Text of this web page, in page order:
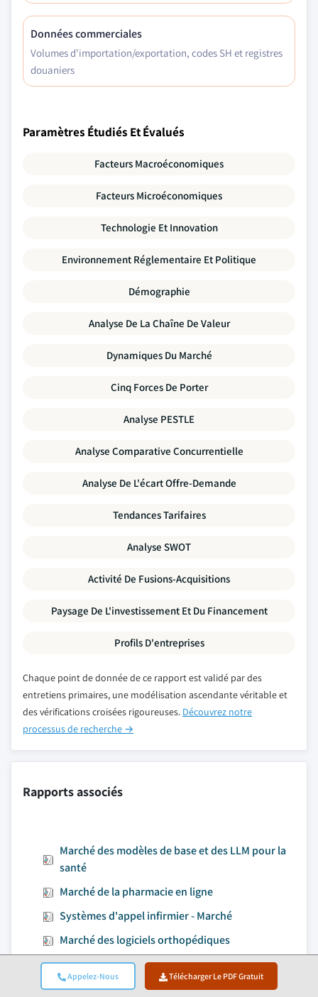
Appelez-Nous Télécharger Le PDF Gratuit
Données commerciales
Volumes d'importation/exportation, codes SH et registres
douaniers
Paramètres Étudiés Et Évalués
Facteurs Macroéconomiques
Facteurs Microéconomiques
Technologie Et Innovation
Environnement Réglementaire Et Politique
Démographie
Analyse De La Chaîne De Valeur
Dynamiques Du Marché
Cinq Forces De Porter
Analyse PESTLE
Analyse Comparative Concurrentielle
Analyse De L'écart Offre-Demande
Tendances Tarifaires
Analyse SWOT
Activité De Fusions-Acquisitions
Paysage De L'investissement Et Du Financement
Profils D'entreprises
Chaque point de donnée de ce rapport est validé par des
entretiens primaires, une modélisation ascendante véritable et
des vérifications croisées rigoureuses. Découvrez notre
processus de recherche →
Rapports associés
Marché des modèles de base et des LLM pour la
santé
Marché de la pharmacie en ligne
Systèmes d'appel infirmier - Marché
Marché des logiciels orthopédiques